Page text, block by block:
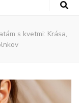
s kvetmi: Krása,